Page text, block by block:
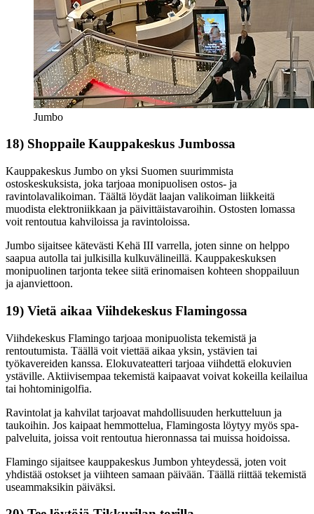
Jumbo
18) Shoppaile Kauppakeskus Jumbossa
Kauppakeskus Jumbo on yksi Suomen suurimmista
ostoskeskuksista, joka tarjoaa monipuolisen ostos- ja
ravintolavalikoiman. Täältä löydät laajan valikoiman liikkeitä
muodista elektroniikkaan ja päivittäistavaroihin. Ostosten lomassa
voit rentoutua kahviloissa ja ravintoloissa.
Jumbo sijaitsee kätevästi Kehä III varrella, joten sinne on helppo
saapua autolla tai julkisilla kulkuvälineillä. Kauppakeskuksen
monipuolinen tarjonta tekee siitä erinomaisen kohteen shoppailuun
ja ajanviettoon.
19) Vietä aikaa Viihdekeskus Flamingossa
Viihdekeskus Flamingo tarjoaa monipuolista tekemistä ja
rentoutumista. Täällä voit viettää aikaa yksin, ystävien tai
työkavereiden kanssa. Elokuvateatteri tarjoaa viihdettä elokuvien
ystäville. Aktiivisempaa tekemistä kaipaavat voivat kokeilla keilailua
tai hohtominigolfia.
Ravintolat ja kahvilat tarjoavat mahdollisuuden herkutteluun ja
taukoihin. Jos kaipaat hemmottelua, Flamingosta löytyy myös spa-
palveluita, joissa voit rentoutua hieronnassa tai muissa hoidoissa.
Flamingo sijaitsee kauppakeskus Jumbon yhteydessä, joten voit
yhdistää ostokset ja viihteen samaan päivään. Täällä riittää tekemistä
useammaksikin päiväksi.